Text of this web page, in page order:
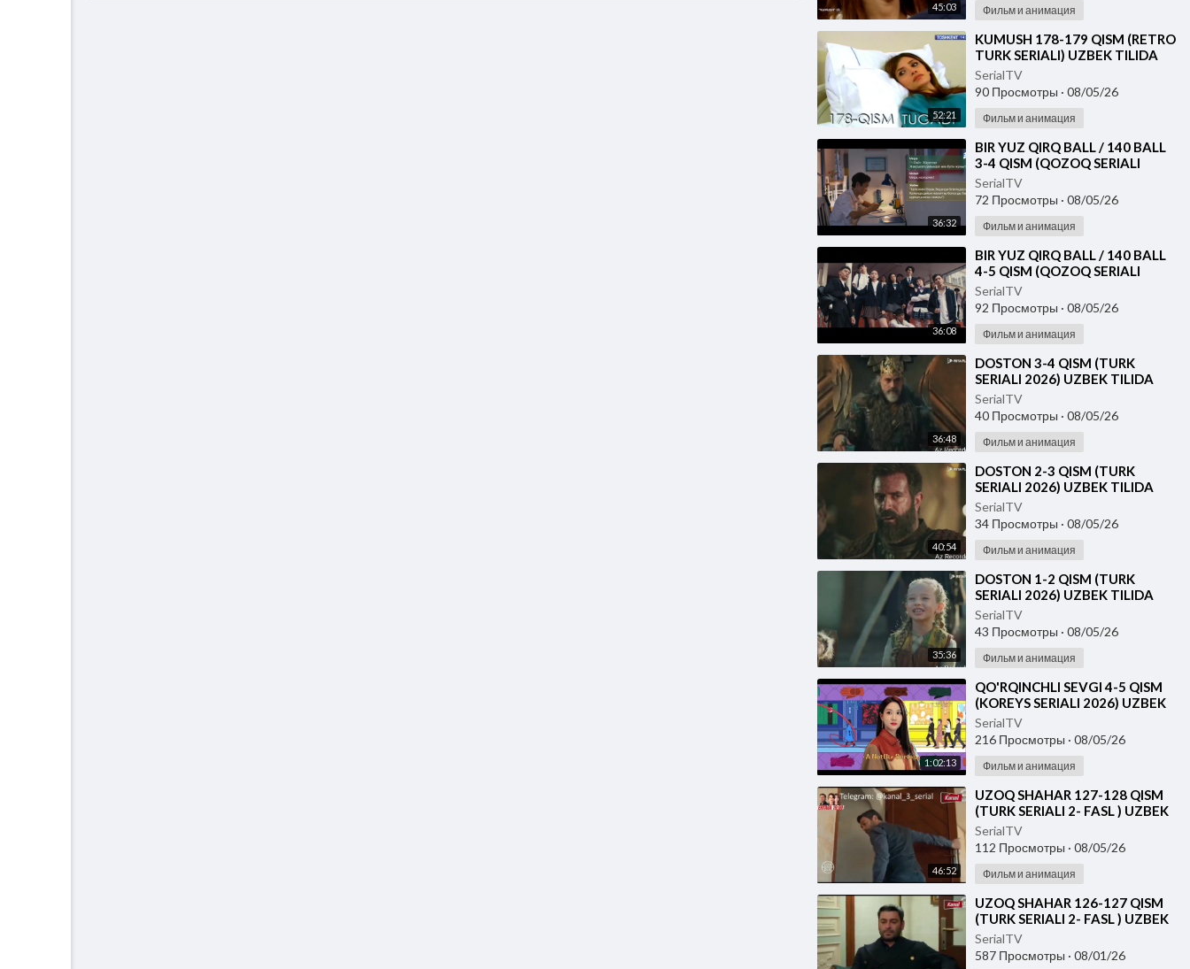
45:03 Фильм и анимация
52:21
⁣KUMUSH 178-179 QISM (RETRO
TURK SERIALI) UZBEK TILIDA
SerialTV
90 Просмотры · 08/05/26
Фильм и анимация
36:32
⁣⁣BIR YUZ QIRQ BALL / 140 BALL
3-4 QISM (QOZOQ SERIALI
2026) UZBEK TILIDA
SerialTV
72 Просмотры · 08/05/26
Фильм и анимация
36:08
⁣⁣BIR YUZ QIRQ BALL / 140 BALL
4-5 QISM (QOZOQ SERIALI
2026) UZBEK TILIDA
SerialTV
92 Просмотры · 08/05/26
Фильм и анимация
36:48
⁣DOSTON 3-4 QISM (TURK
SERIALI 2026) UZBEK TILIDA
SerialTV
40 Просмотры · 08/05/26
Фильм и анимация
40:54
⁣DOSTON 2-3 QISM (TURK
SERIALI 2026) UZBEK TILIDA
SerialTV
34 Просмотры · 08/05/26
Фильм и анимация
35:36
⁣DOSTON 1-2 QISM (TURK
SERIALI 2026) UZBEK TILIDA
SerialTV
43 Просмотры · 08/05/26
Фильм и анимация
1:02:13
⁣⁣QO'RQINCHLI SEVGI 4-5 QISM
(KOREYS SERIALI 2026) UZBEK
TILIDA
SerialTV
216 Просмотры · 08/05/26
Фильм и анимация
46:52
⁣UZOQ SHAHAR 127-128 QISM
(TURK SERIALI 2- FASL ) UZBEK
TILIDA
SerialTV
112 Просмотры · 08/05/26
Фильм и анимация
⁣UZOQ SHAHAR 126-127 QISM
(TURK SERIALI 2- FASL ) UZBEK
TILIDA
SerialTV
587 Просмотры · 08/01/26